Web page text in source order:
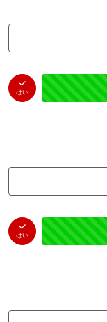
はい
はい
（0件）
未投票
はい
はい
（0件）
未投票